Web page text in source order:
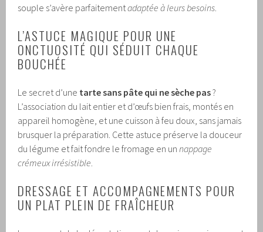
souple s’avère parfaitementadaptée à leurs besoins
L’ASTUCE MAGIQUE POUR UNE
ONCTUOSITÉ QUI SÉDUIT CHAQUE
BOUCHÉE
Le secret d’une tarte sans pâte qui ne sèche pas?
L’association du lait entier et d’œufs bien frais, montés en
appareil homogène, et une cuisson à feu doux, sans jamais
brusquer la préparation. Cette astuce préserve la douceur
du légume et fait fondre le fromage en un nappage
crémeux irrésistible
DRESSAGE ET ACCOMPAGNEMENTS POUR
UN PLAT PLEIN DE FRAÎCHEUR